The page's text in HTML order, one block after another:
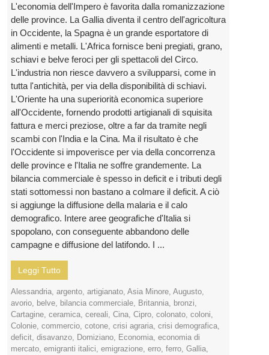
L'economia dell'Impero è favorita dalla romanizzazione
delle province. La Gallia diventa il centro dell'agricoltura
in Occidente, la Spagna è un grande esportatore di
alimenti e metalli. L'Africa fornisce beni pregiati, grano,
schiavi e belve feroci per gli spettacoli del Circo.
L'industria non riesce davvero a svilupparsi, come in
tutta l'antichità, per via della disponibilità di schiavi.
L'Oriente ha una superiorità economica superiore
all'Occidente, fornendo prodotti artigianali di squisita
fattura e merci preziose, oltre a far da tramite negli
scambi con l'India e la Cina. Ma il risultato è che
l'Occidente si impoverisce per via della concorrenza
delle province e l'Italia ne soffre grandemente. La
bilancia commerciale è spesso in deficit e i tributi degli
stati sottomessi non bastano a colmare il deficit. A ciò
si aggiunge la diffusione della malaria e il calo
demografico. Intere aree geografiche d'Italia si
spopolano, con conseguente abbandono delle
campagne e diffusione del latifondo. I ...
Leggi Tutto
Alessandria, argento, artigianato, Asia Minore, Augusto,
avorio, belve, bilancia commerciale, Britannia, bronzi,
Cartagine, ceramica, cereali, Cina, Cipro, colonato, coloni,
Colonie, commercio, cotone, crisi agraria, crisi demografica,
deficit, disavanzo, Domiziano, Economia, economia di
mercato, emigranti italici, emigrazione, erro, ferro, Gallia,